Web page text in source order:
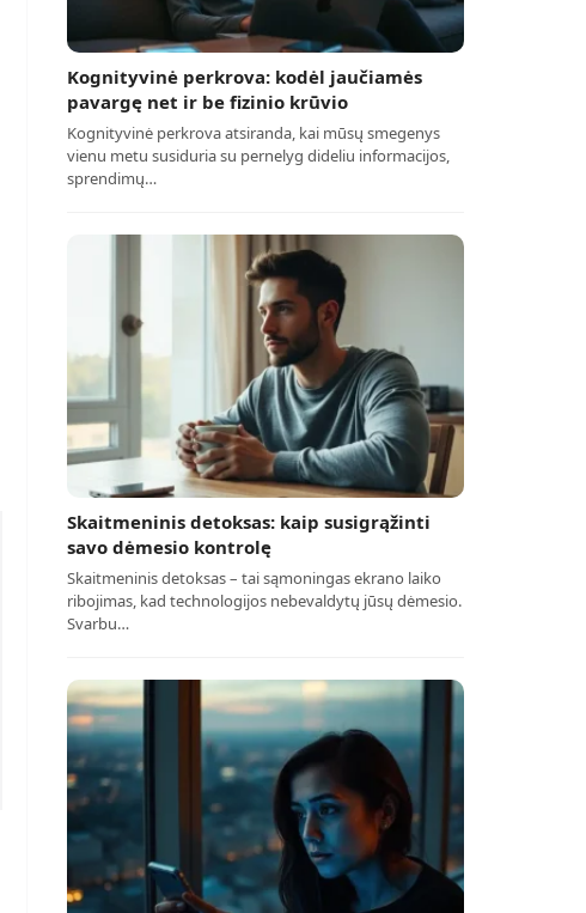
Kognityvinė perkrova: kodėl jaučiamės
pavargę net ir be fizinio krūvio
Kognityvinė perkrova atsiranda, kai mūsų smegenys
vienu metu susiduria su pernelyg dideliu informacijos,
sprendimų…
Skaitmeninis detoksas: kaip susigrąžinti
savo dėmesio kontrolę
Skaitmeninis detoksas – tai sąmoningas ekrano laiko
ribojimas, kad technologijos nebevaldytų jūsų dėmesio.
Svarbu…